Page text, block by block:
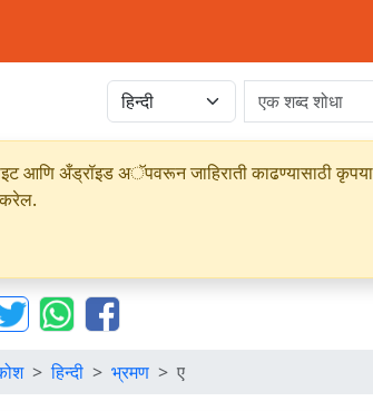
आणि अँड्रॉइड अॅपवरून जाहिराती काढण्यासाठी
हिन्दी भ्रमण ए